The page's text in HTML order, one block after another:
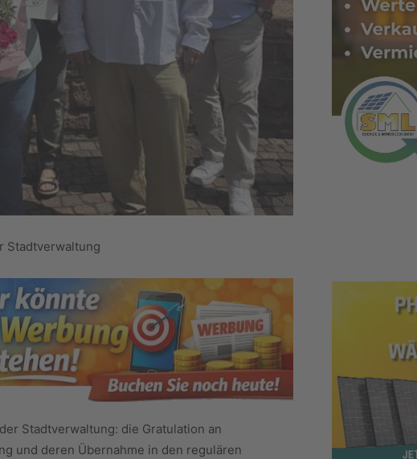
Stadtverwaltung
Stadtverwaltung: die Gratulation an
und deren Übernahme in den regulären